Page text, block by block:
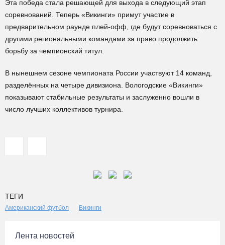
Эта победа стала решающей для выхода в следующий этап
соревнований. Теперь «Викинги» примут участие в
предварительном раунде плей-офф, где будут соревноваться с
другими региональными командами за право продолжить
борьбу за чемпионский титул.
В нынешнем сезоне чемпионата России участвуют 14 команд,
разделённых на четыре дивизиона. Вологодские «Викинги»
показывают стабильные результаты и заслуженно вошли в
число лучших коллективов турнира.
ТЕГИ
Американский футбол Викинги
Лента новостей